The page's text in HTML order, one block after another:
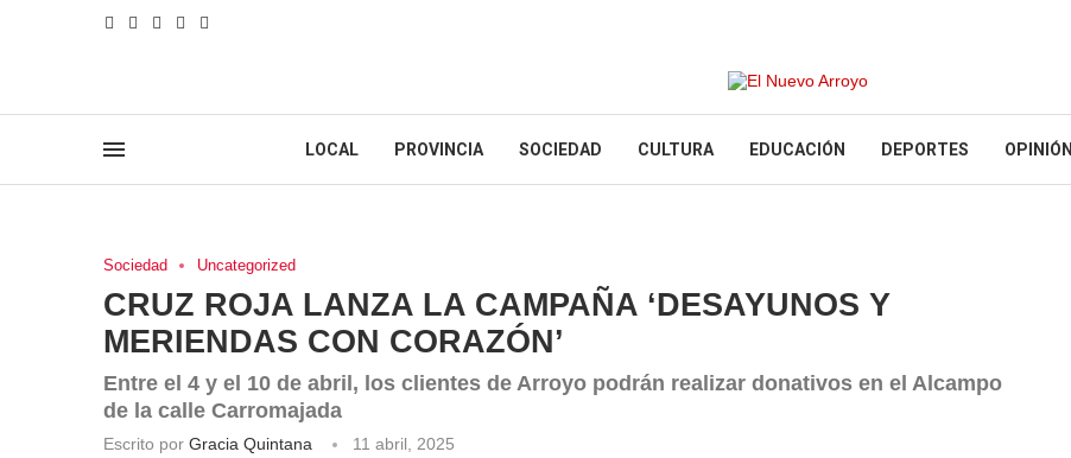
LOCAL PROVINCIA SOCIEDAD CULTURA EDUCACIÓN DEPORTES OPINIÓN
Sociedad Uncategorized
CRUZ ROJA LANZA LA CAMPAÑA ‘DESAYUNOS Y
MERIENDAS CON CORAZÓN’
Entre el 4 y el 10 de abril, los clientes de Arroyo podrán realizar donativos en el Alcampo
de la calle Carromajada
Escrito por Gracia Quintana
11 abril, 2025